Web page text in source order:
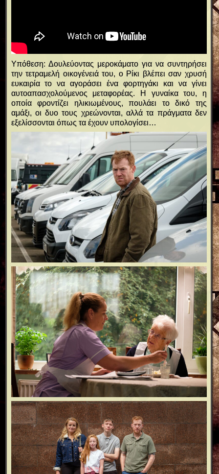
Υπόθεση: Δουλεύοντας μεροκάματο για να συντηρήσει
την τετραμελή οικογένειά του, ο Ρίκι βλέπει σαν χρυσή
ευκαιρία το να αγοράσει ένα φορτηγάκι και να γίνει
αυτοαπασχολούμενος μεταφορέας. Η γυναίκα του, η
οποία φροντίζει ηλικιωμένους, πουλάει το δικό της
αμάξι, οι δυο τους χρεώνονται, αλλά τα πράγματα δεν
εξελίσσονται όπως τα έχουν υπολογίσει…